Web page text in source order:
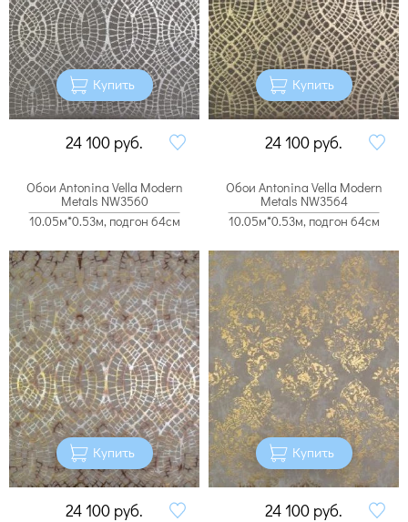
Купить
24 100 руб.
Купить
24 100 руб.
Обои Antonina Vella Modern
Metals NW3560
10.05м*0.53м, подгон 64см
Купить
24 100 руб.
Обои Antonina Vella Modern
Metals NW3564
10.05м*0.53м, подгон 64см
Купить
24 100 руб.